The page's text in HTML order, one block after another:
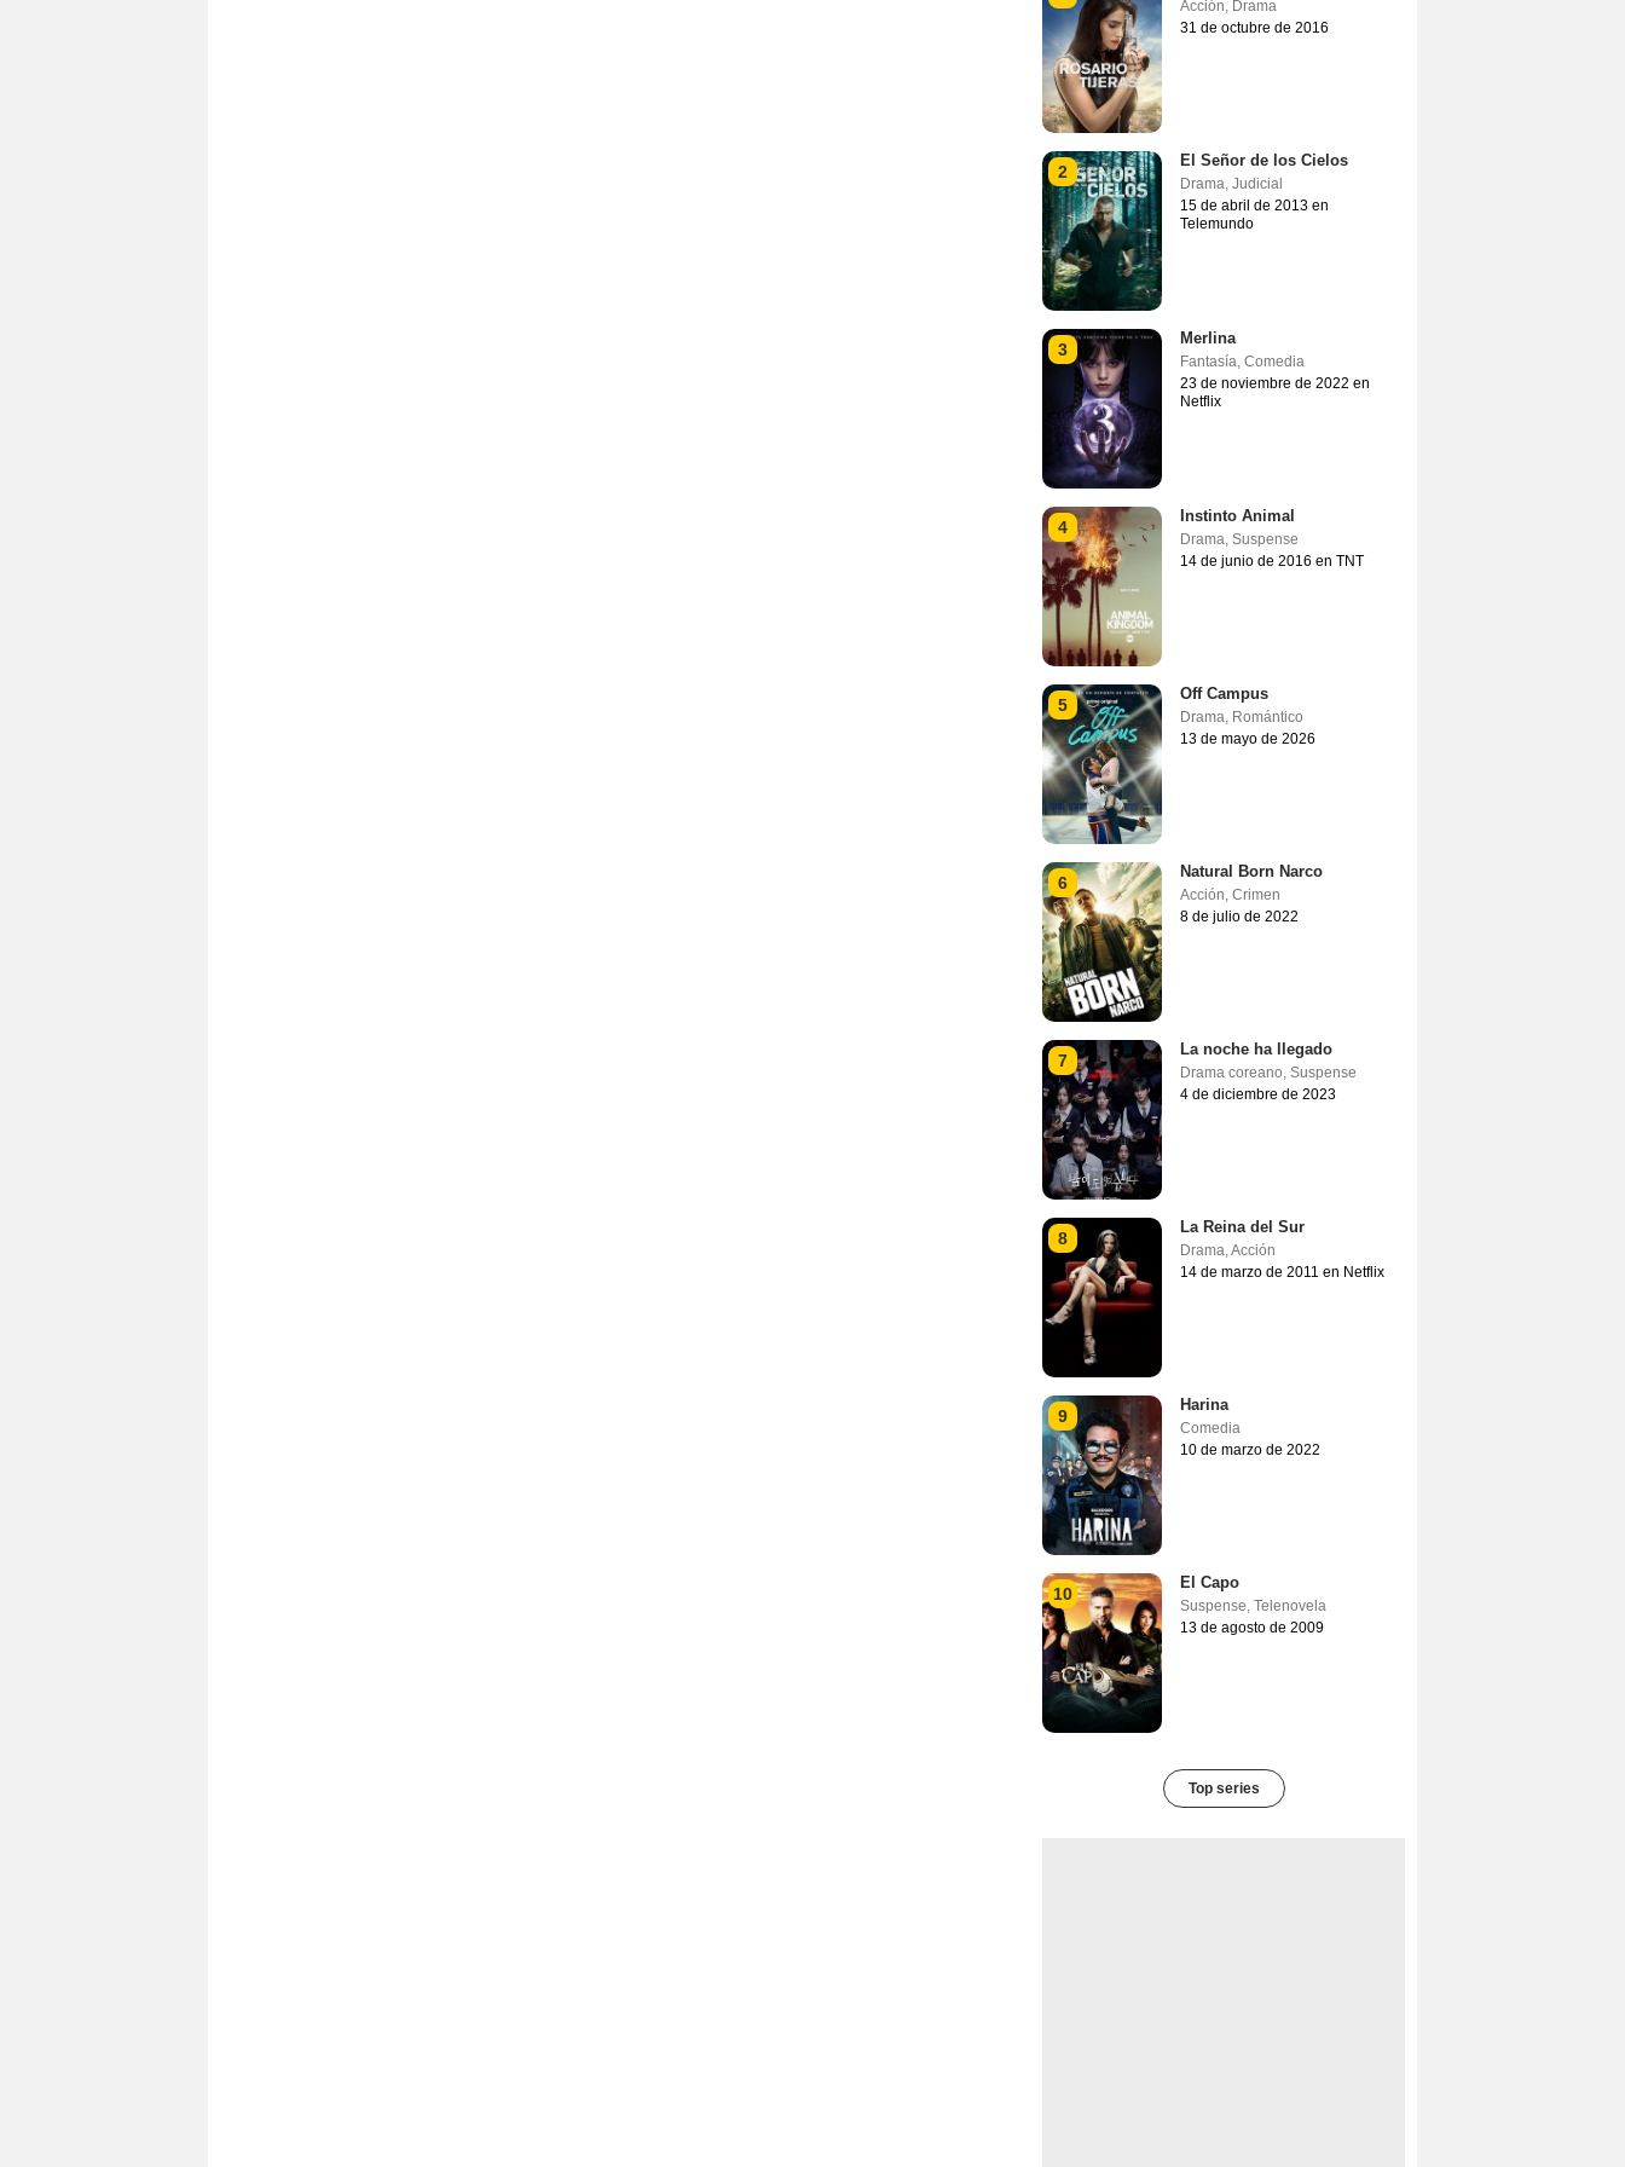
Acción, Drama
31 de octubre de 2016
2
El Señor de los Cielos
Drama, Judicial
15 de abril de 2013 en
Telemundo
3
Merlina
Fantasía, Comedia
23 de noviembre de 2022 en
Netflix
4
Instinto Animal
Drama, Suspense
14 de junio de 2016 en TNT
5
Off Campus
Drama, Romántico
13 de mayo de 2026
6
Natural Born Narco
Acción, Crimen
8 de julio de 2022
7
La noche ha llegado
Drama coreano, Suspense
4 de diciembre de 2023
8
La Reina del Sur
Drama,Acción
14 de marzo de 2011 en Netflix
9
Harina
Comedia
10 de marzo de 2022
10
El Capo
Suspense, Telenovela
13 de agosto de 2009
Top series